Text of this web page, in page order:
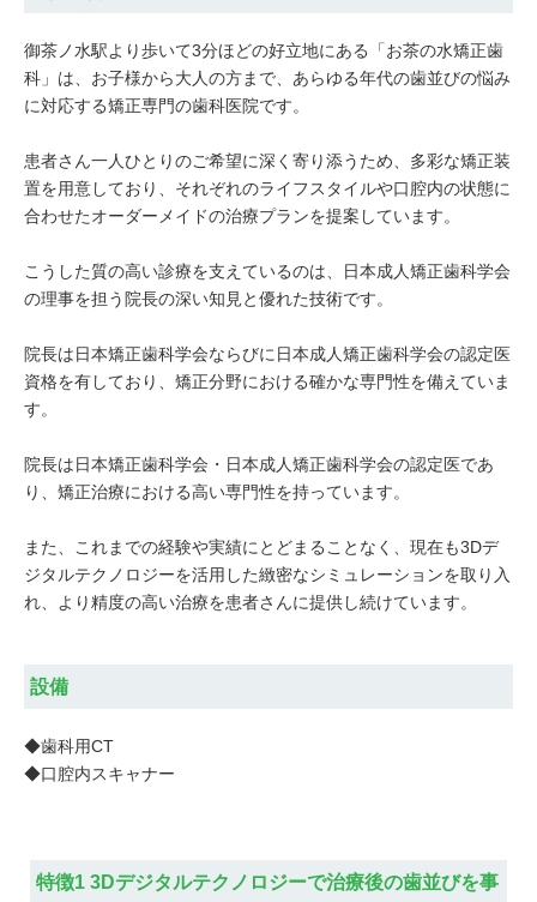
御茶ノ水駅より歩いて3分ほどの好立地にある「お茶の水矯正歯
科」は、お子様から大人の方まで、あらゆる年代の歯並びの悩み
に対応する矯正専門の歯科医院です。
患者さん一人ひとりのご希望に深く寄り添うため、多彩な矯正装
置を用意しており、それぞれのライフスタイルや口腔内の状態に
合わせたオーダーメイドの治療プランを提案しています。
こうした質の高い診療を支えているのは、日本成人矯正歯科学会
の理事を担う院長の深い知見と優れた技術です。
院長は日本矯正歯科学会ならびに日本成人矯正歯科学会の認定医
資格を有しており、矯正分野における確かな専門性を備えていま
す。
院長は日本矯正歯科学会・日本成人矯正歯科学会の認定医であ
り、矯正治療における高い専門性を持っています。
また、これまでの経験や実績にとどまることなく、現在も3Dデ
ジタルテクノロジーを活用した緻密なシミュレーションを取り入
れ、より精度の高い治療を患者さんに提供し続けています。
設備
◆歯科用CT
◆口腔内スキャナー
特徴1 3Dデジタルテクノロジーで治療後の歯並びを事